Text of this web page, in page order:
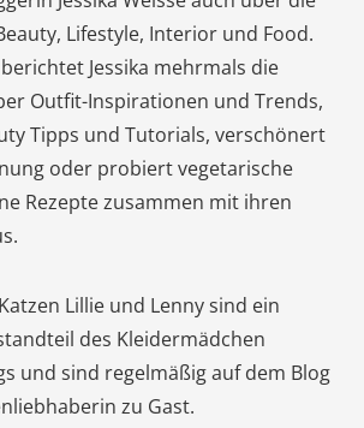
Lifestyle, Interior und Food.
Jessika mehrmals die
Outfit-Inspirationen und Trends,
Tipps und Tutorials, verschönert
oder probiert vegetarische
Rezepte zusammen mit ihren
Lillie und Lenny sind ein
des Kleidermädchen
und sind regelmäßig auf dem Blog
zu Gast.